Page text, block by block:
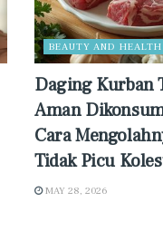
BEAUTY AND HEALTH
Daging Kurban
Aman
Cara
Tidak Picu
MAY 28, 2026